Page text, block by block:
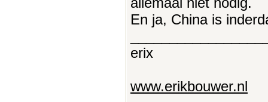
En ja, China is
erix
www.erikbouwer.nl